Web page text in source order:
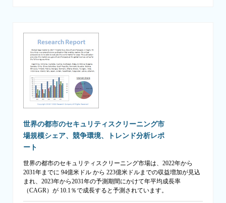
世界の都市のセキュリティスクリーニング市
場規模シェア、競争環境、トレンド分析レポ
ート
世界の都市のセキュリティスクリーニング市場は、2022年から
2031年までに 94億米ドル から 223億米ドルまでの収益増加が見込
まれ、2023年から2031年の予測期間にかけて年平均成長率
（CAGR）が 10.1％で成長すると予測されています。